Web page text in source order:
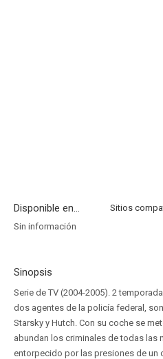
Disponible en...
Sin información
Sinopsis
Serie de TV (2004-2005). 2
dos agentes de la policía federal,
Starsky y Hutch. Con su coche se
abundan los criminales de todas las
entorpecido por las presiones de un